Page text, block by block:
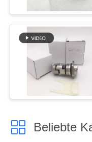
Beliebte